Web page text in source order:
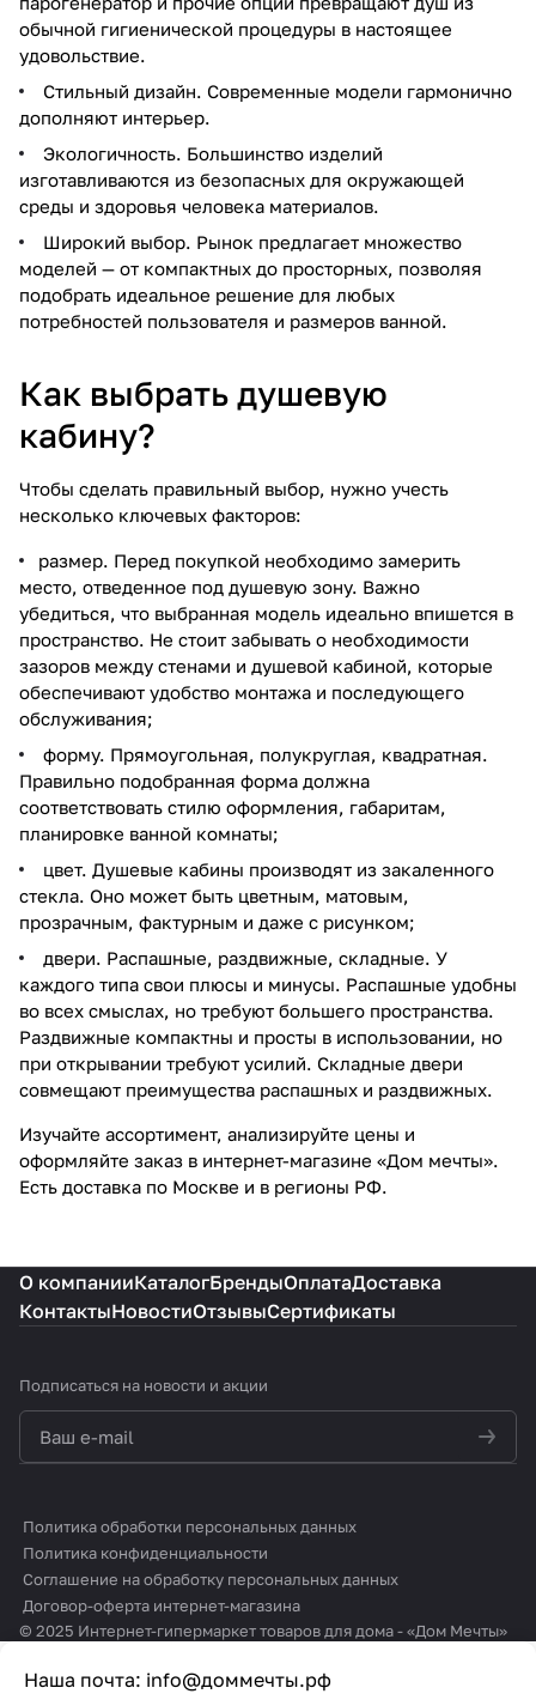
обычной гигиенической процедуры в настоящее
удовольствие.
Стильный дизайн. Современные модели гармонично
дополняют интерьер.
Экологичность. Большинство изделий
изготавливаются из безопасных для окружающей
среды и здоровья человека материалов.
Широкий выбор. Рынок предлагает множество
моделей — от компактных до просторных, позволяя
подобрать идеальное решение для любых
потребностей пользователя и размеров ванной.
Как выбрать душевую
кабину?
Чтобы сделать правильный выбор, нужно учесть
несколько ключевых факторов:
размер. Перед покупкой необходимо замерить
место, отведенное под душевую зону. Важно
убедиться, что выбранная модель идеально впишется в
пространство. Не стоит забывать о необходимости
зазоров между стенами и душевой кабиной, которые
обеспечивают удобство монтажа и последующего
обслуживания;
форму. Прямоугольная, полукруглая, квадратная.
Правильно подобранная форма должна
соответствовать стилю оформления, габаритам,
планировке ванной комнаты;
цвет. Душевые кабины производят из закаленного
стекла. Оно может быть цветным, матовым,
прозрачным, фактурным и даже с рисунком;
двери. Распашные, раздвижные, складные. У
каждого типа свои плюсы и минусы. Распашные удобны
во всех смыслах, но требуют большего пространства.
Раздвижные компактны и просты в использовании, но
при открывании требуют усилий. Складные двери
совмещают преимущества распашных и раздвижных.
Изучайте ассортимент, анализируйте цены и
оформляйте заказ в интернет-магазине «Дом мечты».
Есть доставка по Москве и в регионы РФ.
Наша почта: info@доммечты.рф
О компанииКаталогБрендыОплатаДоставка
КонтактыНовостиОтзывыСертификаты
Подписаться на новости и акции
Политика обработки персональных данных
Политика конфиденциальности
Соглашение на обработку персональных данных
Договор-оферта интернет-магазина
© 2025 Интернет-гипермаркет товаров для дома - «Дом Мечты»